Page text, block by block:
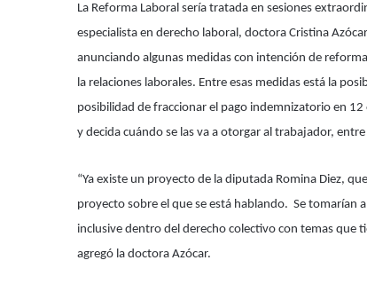
La Reforma Laboral sería tratada en sesiones
especialista en derecho laboral, doctora Cristina
anunciando algunas medidas con intención de
la relaciones laborales. Entre esas medidas está la
posibilidad de fraccionar el pago indemnizatorio en
y decida cuándo se las va a otorgar al trabajador,
“Ya existe un proyecto de la diputada Romina Diez,
proyecto sobre el que se está hablando. Se tomarían
inclusive dentro del derecho colectivo con temas que
agregó la doctora Azócar.